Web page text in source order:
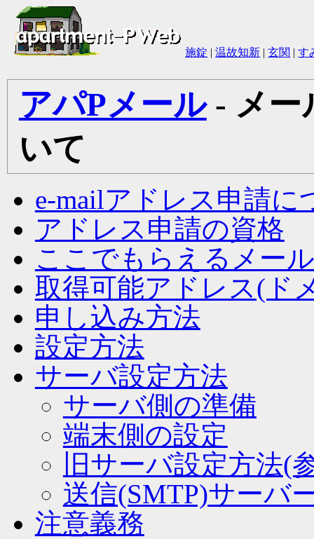
施錠 |温故知新 |玄関 |す
アパPメール- メー
いて
e-mailアドレス申請に
アドレス申請の資格
ここでもらえるメー
取得可能アドレス(ド
申し込み方法
設定方法
サーバ設定方法
サーバ側の準備
端末側の設定
旧サーバ設定方法(
送信(SMTP)サーバ
注意義務